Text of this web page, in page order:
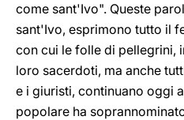
come sant'Ivo". Queste
sant'Ivo, esprimono tutto il
con cui le folle di pellegrini,
loro sacerdoti, ma anche
e i giuristi, continuano oggi
popolare ha